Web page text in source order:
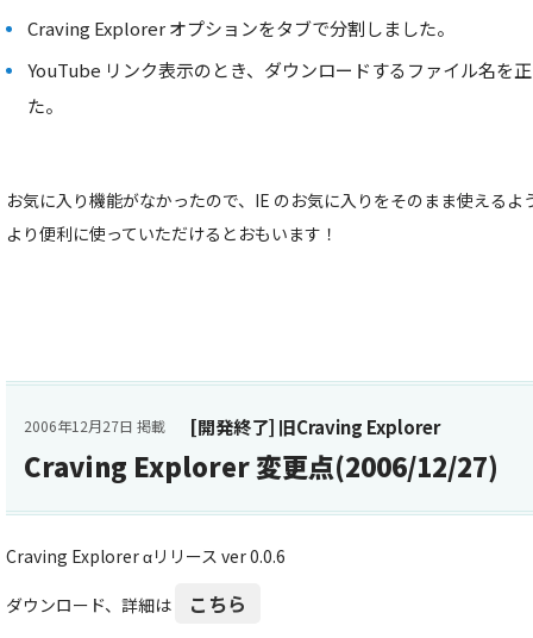
Craving Explorer オプションをタブで分割しました。
YouTube リンク表示のとき、ダウンロードするファイル名を
た。
お気に入り機能がなかったので、IE のお気に入りをそのまま使えるよ
より便利に使っていただけるとおもいます！
[開発終了] 旧Craving Explorer
2006年12月27日 掲載
Craving Explorer 変更点(2006/12/27)
Craving Explorer αリリース ver 0.0.6
ダウンロード、詳細は こちら